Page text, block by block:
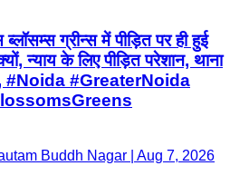
ग्रीन्स में पीड़ित पर ही हुई
न्याय के लिए पीड़ित परेशान, थाना
#Noida #GreaterNoida
Buddh Nagar | Aug 7, 2026